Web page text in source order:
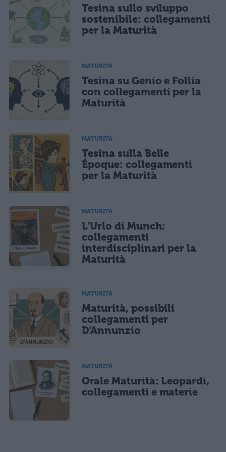
Tesina sullo sviluppo
sostenibile: collegamenti
per la Maturità
MATURITÀ
Tesina su Genio e Follia
con collegamenti per la
Maturità
MATURITÀ
Tesina sulla Belle
Époque: collegamenti
per la Maturità
MATURITÀ
L’Urlo di Munch:
collegamenti
interdisciplinari per la
Maturità
MATURITÀ
Maturità, possibili
collegamenti per
D’Annunzio
MATURITÀ
Orale Maturità: Leopardi,
collegamenti e materie